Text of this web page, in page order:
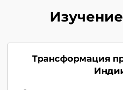
Трансформация